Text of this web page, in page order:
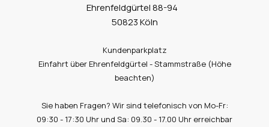
Ehrenfeldgürtel 88-94
50823 Köln
Kundenparkplatz
Einfahrt über Ehrenfeldgürtel - Stammstraße (Höhe
beachten)
Sie haben Fragen? Wir sind telefonisch von Mo-Fr:
09:30 - 17:30 Uhr und Sa: 09.30 - 17.00 Uhr erreichbar